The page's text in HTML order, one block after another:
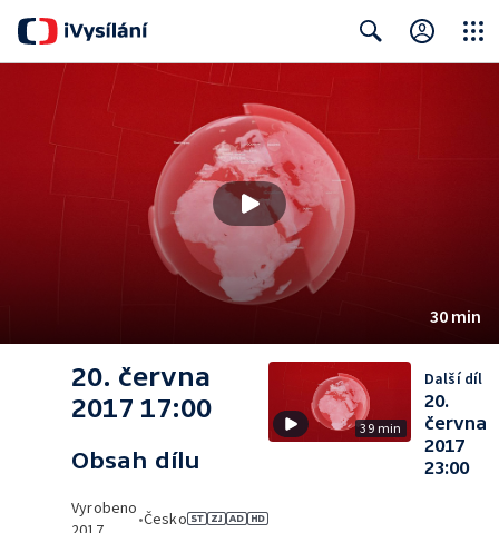
30 min
20. června
2017 17:00
Obsah dílu
Vyrobeno
•Česko
39 min
Další díl
20.
června
2017
23:00